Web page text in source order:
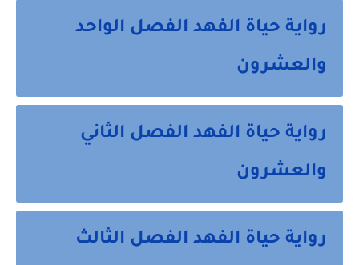
رواية حياة الفهد الفصل الواحد
والعشرون
رواية حياة الفهد الفصل الثاني
والعشرون
رواية حياة الفهد الفصل الثالث